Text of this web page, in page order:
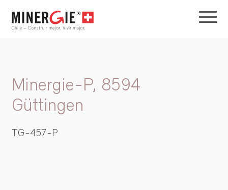
Minergie-P, 8594
Güttingen
TG-457-P